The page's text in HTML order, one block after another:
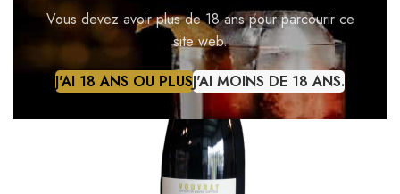
Vous devez avoir plus de 18 ans pour parcourir ce
site web.
J'AI 18 ANS OU PLUSJ'AI MOINS DE 18 ANS.